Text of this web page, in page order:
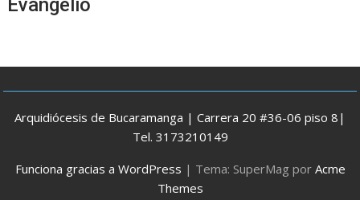
Evangelio
Arquidiócesis de Bucaramanga | Carrera 20 #36-06 piso 8|
Tel. 3173210149
Funciona gracias a WordPress | Tema: SuperMag por Acme
Themes